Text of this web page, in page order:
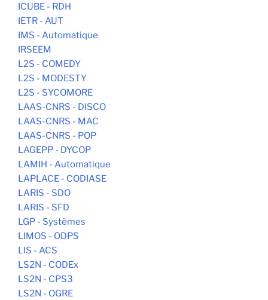
ICUBE - RDH
IETR - AUT
IMS - Automatique
IRSEEM
L2S - COMEDY
L2S - MODESTY
L2S - SYCOMORE
LAAS-CNRS - DISCO
LAAS-CNRS - MAC
LAAS-CNRS - POP
LAGEPP - DYCOP
LAMIH - Automatique
LAPLACE - CODIASE
LARIS - SDO
LARIS - SFD
LGP - Systèmes
LIMOS - ODPS
LIS - ACS
LS2N - CODEx
LS2N - CPS3
LS2N - OGRE